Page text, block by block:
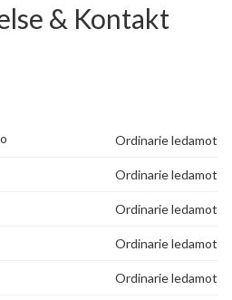
& Kontakt
Ordinarie ledamot
Ordinarie ledamot
Ordinarie ledamot
Ordinarie ledamot
Ordinarie ledamot